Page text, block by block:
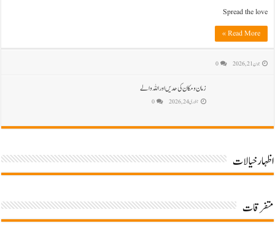
Spread the love
Read More »
جون 21, 2026 0
زمان و مکان کی حدیں اور اللہ والے
جنوری 24, 2026 0
اظہار خیالات
متفرقات